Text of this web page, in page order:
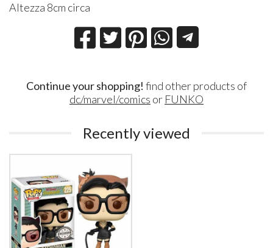
Altezza 8cm circa
Continue your shopping! find other products of
dc/marvel/comics or FUNKO
Recently viewed